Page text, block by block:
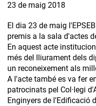
23 de maig 2018
El dia 23 de maig
premis a la sala d'actes
En aquest acte
més del lliurament dels
un reconeixement als
A l'acte també es va fer
patrocinats pel Col·legi
Enginyers de l'Edificació